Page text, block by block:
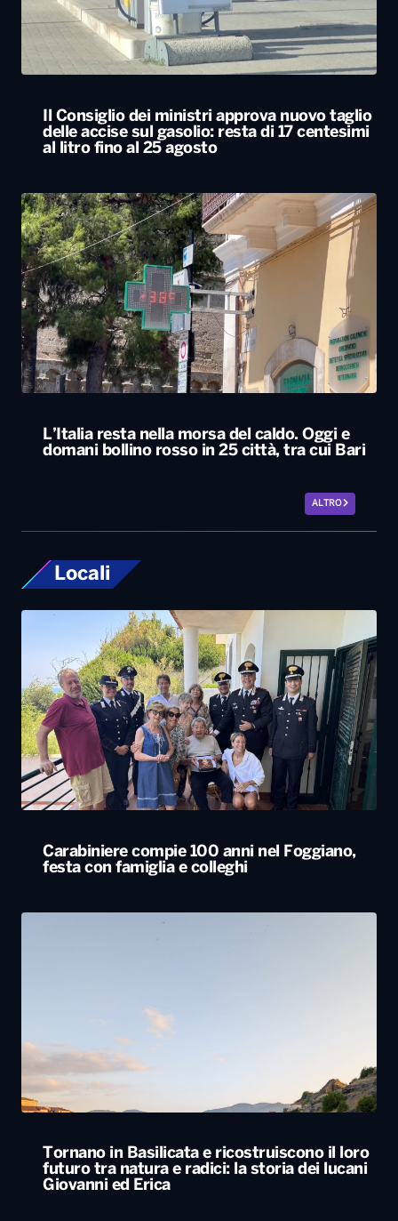
Il Consiglio dei ministri approva nuovo taglio
delle accise sul gasolio: resta di 17 centesimi
al litro fino al 25 agosto
L’Italia resta nella morsa del caldo. Oggi e
domani bollino rosso in 25 città, tra cui Bari
ALTRO
Locali
Carabiniere compie 100 anni nel Foggiano,
festa con famiglia e colleghi
Tornano in Basilicata e ricostruiscono il loro
futuro tra natura e radici: la storia dei lucani
Giovanni ed Erica